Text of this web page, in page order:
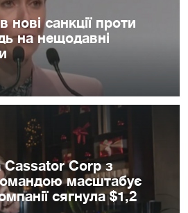
санкції проти
на нещодавні
Corp з
масштабує
сягнула $1,2